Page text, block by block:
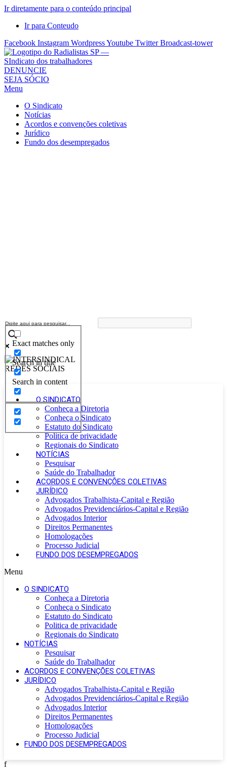
Ir diretamente para o conteúdo principal
Ir para Conteudo
Facebook Instagram WordpressYoutube Twitter Broadcast-tower
Sindicato
dos
Radialistas
São
Paulo
Sindicato
DENUNCIE
SEJA SÓCIO
Menu
O Sindicato
Notícias
Acordos e convenções coletivas
Jurídico
Fundo dos desempregados
Exact matches only
Search in title
Search in content
O SINDICATO
Conheça a Diretoria
Conheça o Sindicato
Estatuto do Sindicato
Politica de privacidade
Regionais do Sindicato
NOTÍCIAS
Pesquisar
Saúde do Trabalhador
ACORDOS E CONVENÇÕES COLETIVAS
JURÍDICO
Advogados Trabalhista-Capital e Região
Advogados Previdenciários-Capital e Região
Advogados Interior
Direitos Permanentes
Homologações
Processo Judicial
FUNDO DOS DESEMPREGADOS
Menu
O SINDICATO
Conheça a Diretoria
Conheça o Sindicato
Estatuto do Sindicato
Politica de privacidade
Regionais do Sindicato
NOTÍCIAS
Pesquisar
Saúde do Trabalhador
ACORDOS E CONVENÇÕES COLETIVAS
JURÍDICO
Advogados Trabalhista-Capital e Região
Advogados Previdenciários-Capital e Região
Advogados Interior
Direitos Permanentes
Homologações
Processo Judicial
FUNDO DOS DESEMPREGADOS
f